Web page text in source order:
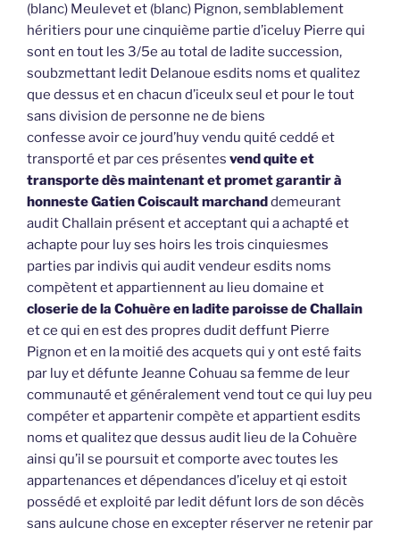
(blanc) Meulevet et (blanc) Pignon, semblablement
héritiers pour une cinquième partie d’iceluy Pierre qui
sont en tout les 3/5e au total de ladite succession,
soubzmettant ledit Delanoue esdits noms et qualitez
que dessus et en chacun d’iceulx seul et pour le tout
sans division de personne ne de biens
confesse avoir ce jourd’huy vendu quité ceddé et
transporté et par ces présentes vend quite et
transporte dès maintenant et promet garantir à
honneste Gatien Coiscault marchand demeurant
audit Challain présent et acceptant qui a achapté et
achapte pour luy ses hoirs les trois cinquiesmes
parties par indivis qui audit vendeur esdits noms
compètent et appartiennent au lieu domaine et
closerie de la Cohuère en ladite paroisse de Challain
et ce qui en est des propres dudit deffunt Pierre
Pignon et en la moitié des acquets qui y ont esté faits
par luy et défunte Jeanne Cohuau sa femme de leur
communauté et généralement vend tout ce qui luy peu
compéter et appartenir compète et appartient esdits
noms et qualitez que dessus audit lieu de la Cohuère
ainsi qu’il se poursuit et comporte avec toutes les
appartenances et dépendances d’iceluy et qi estoit
possédé et exploité par ledit défunt lors de son décès
sans aulcune chose en excepter réserver ne retenir par